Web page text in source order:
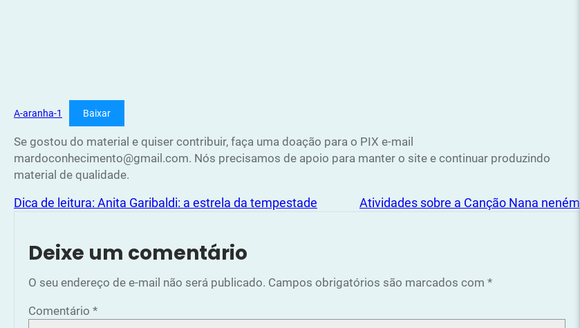
A-aranha-1 Baixar
Se gostou do material e quiser contribuir, faça uma doação para o PIX e-mail
mardoconhecimento@gmail.com. Nós precisamos de apoio para manter o site e continuar produzindo
material de qualidade.
Dica de leitura: Anita Garibaldi: a estrela da tempestade Atividades sobre a Canção Nana neném
Deixe um comentário
O seu endereço de e-mail não será publicado. Campos obrigatórios são marcados com *
Comentário *